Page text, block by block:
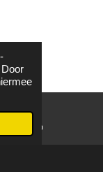
WhatsApp